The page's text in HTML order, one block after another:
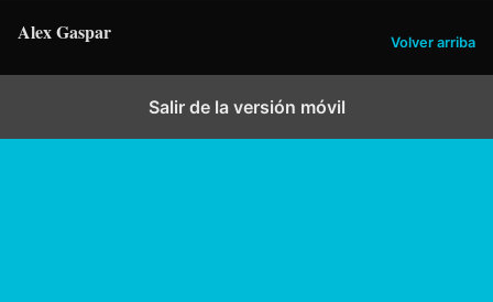
Alex Gaspar Volver arriba
Salir de la versión móvil